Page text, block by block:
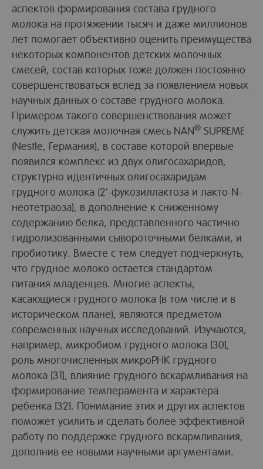
аспектов формирования состава грудного
молока на протяжении тысяч и даже миллионов
лет помогает объективно оценить преимущества
некоторых компонентов детских молочных
смесей, состав которых тоже должен постоянно
совершенствоваться вслед за появлением новых
научных данных о составе грудного молока.
Примером такого совершенствования может
служить детская молочная смесь NAN® SUPREME
(Nestle, Германия), в составе которой впервые
появился комплекс из двух олигосахаридов,
структурно идентичных олигосахаридам
грудного молока (2'-фукозиллактоза и лакто-N-
неотетраоза), в дополнение к сниженному
содержанию белка, представленного частично
гидролизованными сывороточными белками, и
пробиотику. Вместе с тем следует подчеркнуть,
что грудное молоко остается стандартом
питания младенцев. Многие аспекты,
касающиеся грудного молока (в том числе и в
историческом плане), являются предметом
современных научных исследований. Изучаются,
например, микробиом грудного молока [30],
роль многочисленных микроРНК грудного
молока [31], влияние грудного вскармливания на
формирование темперамента и характера
ребенка [32]. Понимание этих и других аспектов
поможет усилить и сделать более эффективной
работу по поддержке грудного вскармливания,
дополнив ее новыми научными аргументами.